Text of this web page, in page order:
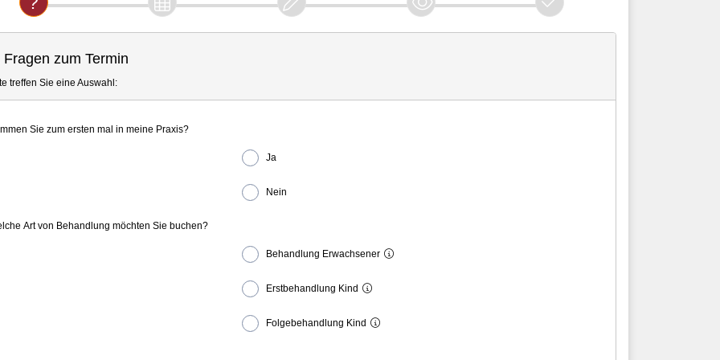
Fragen zum Termin
treffen Sie eine Auswahl:
Sie zum ersten mal in meine Praxis?
Ja
Nein
Art von Behandlung möchten Sie buchen?
Behandlung Erwachsener
Erstbehandlung Kind
Folgebehandlung Kind